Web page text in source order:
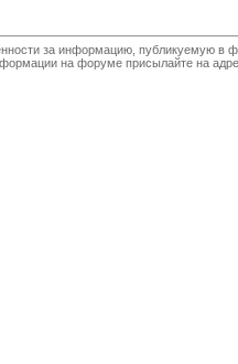
за информацию, публикуемую
на форуме присылайте на